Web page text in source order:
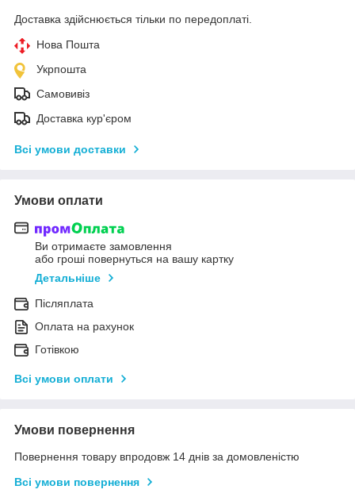
Доставка здійснюється тільки по передоплаті.
Нова Пошта
Укрпошта
Самовивіз
Доставка кур'єром
Всі умови доставки
Умови оплати
Ви отримаєте замовлення
або гроші повернуться на вашу картку
Детальніше
Післяплата
Оплата на рахунок
Готівкою
Всі умови оплати
Умови повернення
Повернення товару впродовж 14 днів за домовленістю
Всі умови повернення